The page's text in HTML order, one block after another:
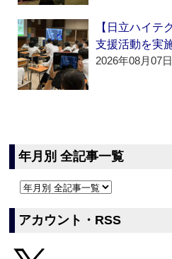
【日立ハイテ
支援活動を実
2026年08月07
年月別 全記事一覧
アカウント・RSS